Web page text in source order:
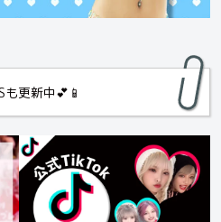
も更新中💕📱